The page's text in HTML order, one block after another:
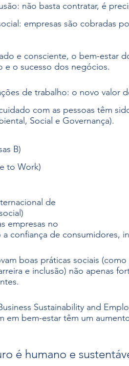
não basta contratar, é
empresas são cobradas
e consciente, o bem-estar
e o sucesso dos negócios.
de trabalho: o novo valor
com as pessoas têm
Social e Governança).
B)
to Work)
de
empresas no
confiança de consumidores,
boas práticas sociais
e inclusão) não apenas
Sustainability and
em bem-estar têm um
é humano e